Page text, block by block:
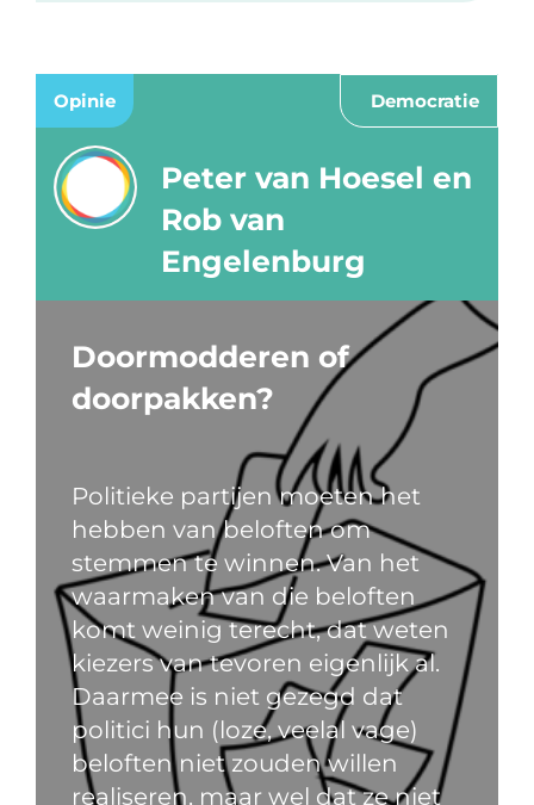
Opinie Democratie
Peter van Hoesel en
Rob van
Engelenburg
Doormodderen of
doorpakken?
Politieke partijen moeten het
hebben van beloften om
stemmen te winnen. Van het
waarmaken van die beloften
komt weinig terecht, dat weten
kiezers van tevoren eigenlijk al.
Daarmee is niet gezegd dat
politici hun (loze, veelal vage)
beloften niet zouden willen
realiseren, maar wel dat ze niet